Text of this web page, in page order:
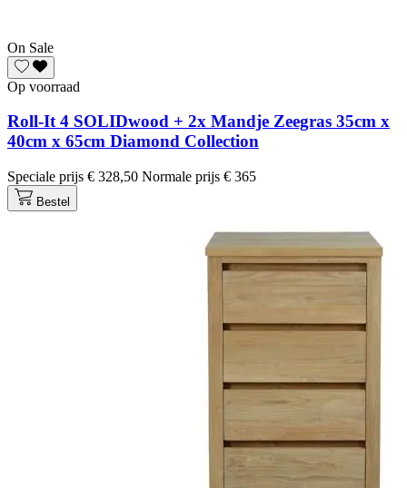
On Sale
Op voorraad
Roll-It 4 SOLIDwood + 2x Mandje Zeegras 35cm x
40cm x 65cm Diamond Collection
Speciale prijs € 328,50 Normale prijs € 365
Bestel